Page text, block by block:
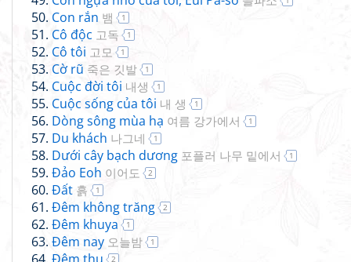
Con rắn 뱀 1
Cô độc 고독 1
Cô tôi 고모 1
Cờ rũ 죽은 깃발 1
Cuộc đời tôi 내생 1
Cuộc sống của tôi 내 생 1
Dòng sông mùa hạ 여름 강가에서 1
Du khách 나그네 1
Dưới cây bạch dương 포플러 나무 밑에서 1
Đảo Eoh 이어도 2
Đất 흙 1
Đêm không trăng 2
Đêm khuya 1
Đêm nay 오늘밤 1
2